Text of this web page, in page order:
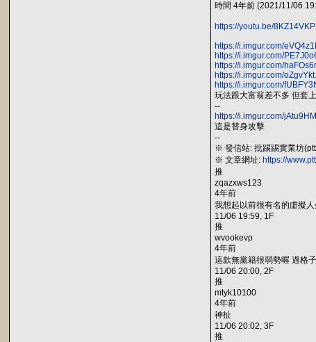
時間 4年前 (2021/11/06
https://youtu.be/
https://i.imgur.com/
https://i.imgur.com/
https://i.imgur.com/
https://i.imgur.com/
https://i.imgur.com/
玩法跟大富翁差不多 但套
--
https://i.imgur.com/
這是替身攻擊
--
※ 發信站: 批踢踢實業坊
※ 文章網址: https://
推
zqazxws123
4年前
我想起以前很有名的虛擬人
11/06 19:59, 1F
推
wvookevp
4年前
這款無黨籍很弱勢喔 過格
11/06 20:00, 2F
推
mtyk10100
4年前
神扯
11/06 20:02, 3F
推